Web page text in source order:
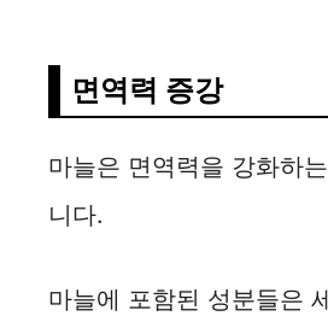
면역력 증강
마늘은 면역력을 강화하
니다.
마늘에 포함된 성분들은